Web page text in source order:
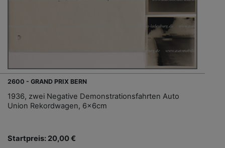
2600 - GRAND PRIX BERN
1936, zwei Negative Demonstrationsfahrten Auto
Union Rekordwagen, 6x6cm
Startpreis: 20,00 €